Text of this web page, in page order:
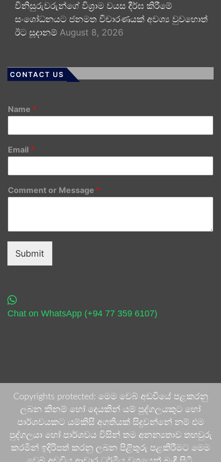
විනිසුරුවරුන්ගේ විශ්‍රාම වයස දීර්ඝ කිරීමේ
සංශෝධනයට ජනමත විචාරණයක් අවශ්‍ය වුවහොත්
ඊට සූදානම් August 8, 2026
CONTACT US
Name *
Email *
Comment or Message *
Submit
Chat on WhatsApp (+94 77 359 6107)
Copyrights protected: මෙම වෙබ් අඩවියේ පළකරනු
ලබන කිනම් හෝ දෙයකින් යම් පුද්ගලයකුට හෝ
පාර්ශවයකට යම්කිසි අගතියක් සිදුවන්නේ නම් එම
පුද්ගලයා හෝ පාර්ශවය විසින් තම අනන්‍යතාව තහවුරු
කරමින් ඉදිරිපත් කරනු ලබන පිළිතුරු පළකිරීමට මෙම